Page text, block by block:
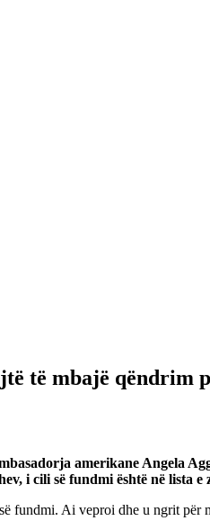
të mbajë qëndrim
amerikane Angela
i cili së fundmi është në lista
fundmi. Ai veproi dhe u ngrit për